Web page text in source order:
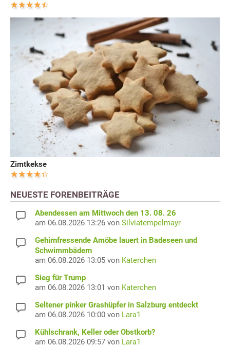
Zimtkekse
NEUESTE FORENBEITRÄGE
Abendessen am Mittwoch den 13. 08. 26
am 06.08.2026 13:26 von Silviatempelmayr
Gehirnfressende Amöbe lauert in Badeseen und
Schwimmbädern
am 06.08.2026 13:05 von Katerchen
Sieg für Trump
am 06.08.2026 13:01 von Katerchen
Seltener pinker Grashüpfer in Salzburg entdeckt
am 06.08.2026 10:00 von Lara1
Kühlschrank, Keller oder Obstkorb?
am 06.08.2026 09:57 von Lara1